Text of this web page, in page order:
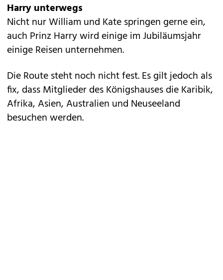
Harry unterwegs
Nicht nur William und Kate springen gerne ein,
auch Prinz Harrywird einige im Jubiläumsjahr
einige Reisen unternehmen.
Die Route steht noch nicht fest. Es gilt jedoch als
fix, dass Mitglieder des Königshauses die Karibik,
Afrika, Asien, Australien und Neuseeland
besuchen werden.